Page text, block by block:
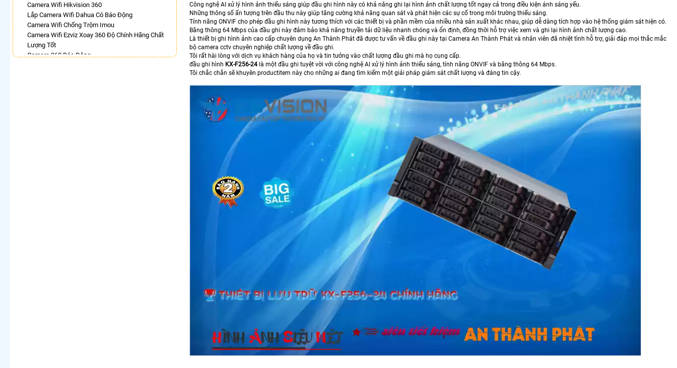
Camera Wifi Hikvision 360
Lắp Camera Wifi Dahua Có Báo Động
Camera Wifi Chống Trộm Imou
Camera Wifi Ezviz Xoay 360 Độ Chính Hãng Chất
Lượng Tốt
Camera 360 Báo Động
Công nghệ AI xử lý hình ảnh thiếu sáng giúp đầu ghi hình này có khả năng ghi lại hình ảnh chất lượng tốt ngay cả trong điều kiện ánh sáng yếu.
Những thông số ấn tượng trên đầu thu này giúp tăng cường khả năng quan sát và phát hiện các sự cố trong môi trường thiếu sáng.
Tính năng ONVIF cho phép đầu ghi hình này tương thích với các thiết bị và phần mềm của nhiều nhà sản xuất khác nhau, giúp dễ dàng tích hợp vào hệ thống giám sát hiện có.
Băng thông 64 Mbps của đầu ghi này đảm bảo khả năng truyền tải dữ liệu nhanh chóng và ổn định, đồng thời hỗ trợ việc xem và ghi lại hình ảnh chất lượng cao.
Là thiết bị ghi hình ảnh cao cấp chuyên dụng An Thành Phát đã được tư vấn về đầu ghi này tại Camera An Thành Phát và nhân viên đã nhiệt tình hỗ trợ, giải đáp mọi thắc mắc
bộ camera cctv chuyên nghiệp chất lượng về đầu ghi.
Tôi rất hài lòng với dịch vụ khách hàng của họ và tin tưởng vào chất lượng đầu ghi mà họ cung cấp.
đầu ghi hình KX-F256-24 là một đầu ghi tuyệt vời với công nghệ AI xử lý hình ảnh thiếu sáng, tính năng ONVIF và băng thông 64 Mbps.
Tôi chắc chắn sẽ khuyên productitem này cho những ai đang tìm kiếm một giải pháp giám sát chất lượng và đáng tin cậy.